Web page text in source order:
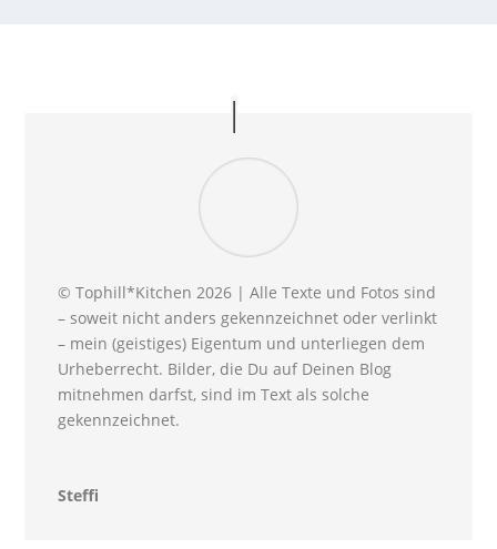
© Tophill*Kitchen 2026 | Alle Texte und Fotos sind
– soweit nicht anders gekennzeichnet oder verlinkt
– mein (geistiges) Eigentum und unterliegen dem
Urheberrecht. Bilder, die Du auf Deinen Blog
mitnehmen darfst, sind im Text als solche
gekennzeichnet.
Steffi